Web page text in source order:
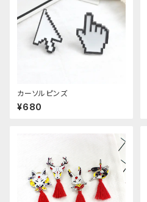
カーソルピンズ
¥680